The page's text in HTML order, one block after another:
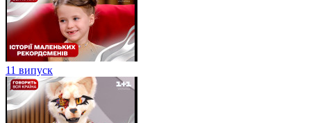
11 випуск